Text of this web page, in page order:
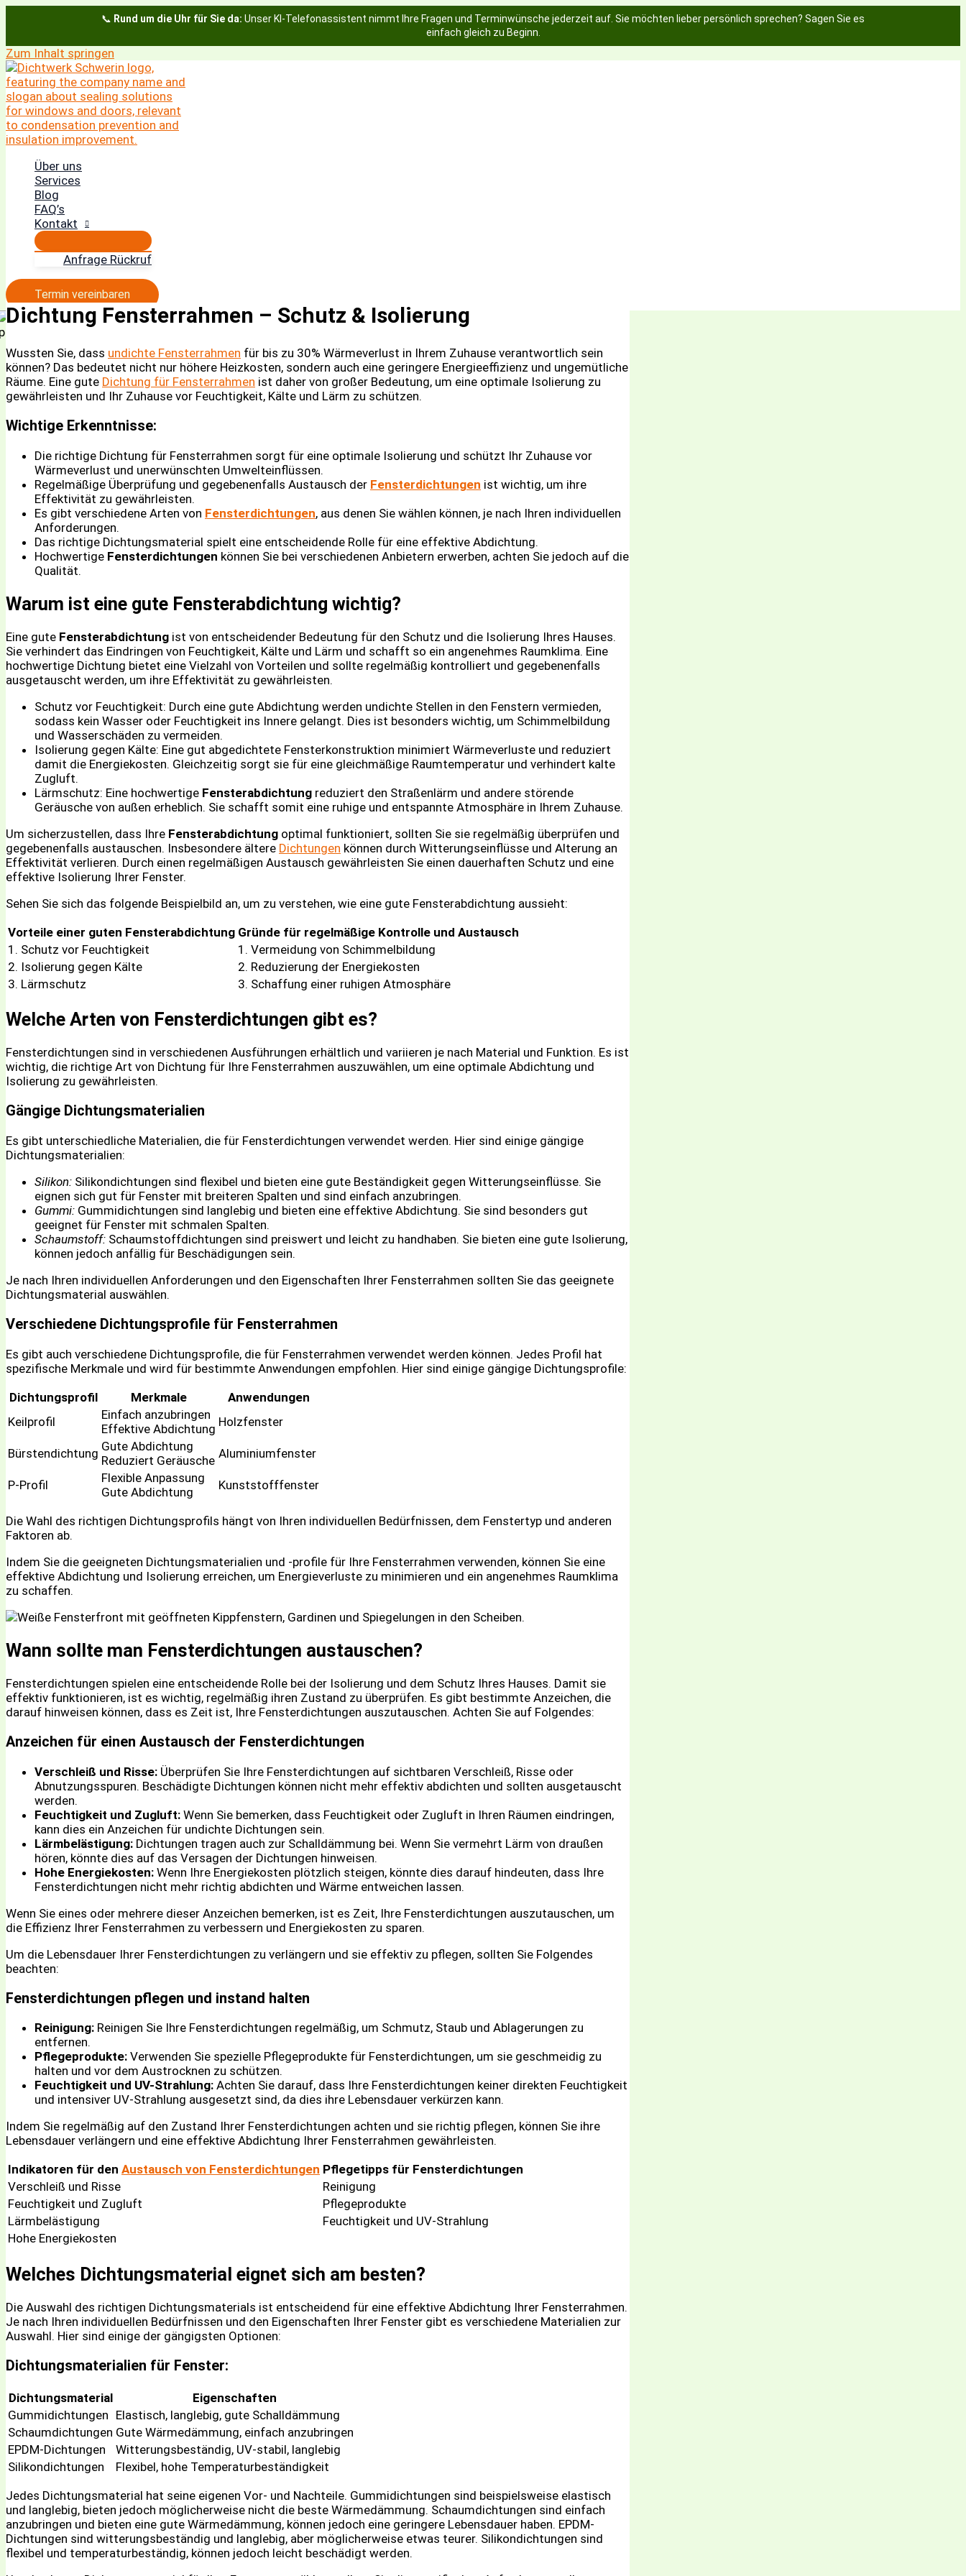
📞 Rund um die Uhr für Sie da: Unser KI-Telefonassistent nimmt Ihre Fragen und Terminwünsche jederzeit auf. Sie möchten lieber persönlich sprechen? Sagen Sie es
einfach gleich zu Beginn.
Zum Inhalt springen
Über uns
Services
Blog
FAQ’s
Kontakt
Anfrage Rückruf
Termin vereinbaren
Dichtung Fensterrahmen – Schutz & Isolierung
Wussten Sie, dass undichte Fensterrahmen für bis zu 30% Wärmeverlust in Ihrem Zuhause verantwortlich sein
können? Das bedeutet nicht nur höhere Heizkosten, sondern auch eine geringere Energieeffizienz und ungemütliche
Räume. Eine gute Dichtung für Fensterrahmen ist daher von großer Bedeutung, um eine optimale Isolierung zu
gewährleisten und Ihr Zuhause vor Feuchtigkeit, Kälte und Lärm zu schützen.
Wichtige Erkenntnisse:
Die richtige Dichtung für Fensterrahmen sorgt für eine optimale Isolierung und schützt Ihr Zuhause vor
Wärmeverlust und unerwünschten Umwelteinflüssen.
Regelmäßige Überprüfung und gegebenenfalls Austausch der Fensterdichtungen ist wichtig, um ihre
Effektivität zu gewährleisten.
Es gibt verschiedene Arten von Fensterdichtungen, aus denen Sie wählen können, je nach Ihren individuellen
Anforderungen.
Das richtige Dichtungsmaterial spielt eine entscheidende Rolle für eine effektive Abdichtung.
Hochwertige Fensterdichtungen können Sie bei verschiedenen Anbietern erwerben, achten Sie jedoch auf die
Qualität.
Warum ist eine gute Fensterabdichtung wichtig?
Eine gute Fensterabdichtung ist von entscheidender Bedeutung für den Schutz und die Isolierung Ihres Hauses.
Sie verhindert das Eindringen von Feuchtigkeit, Kälte und Lärm und schafft so ein angenehmes Raumklima. Eine
hochwertige Dichtung bietet eine Vielzahl von Vorteilen und sollte regelmäßig kontrolliert und gegebenenfalls
ausgetauscht werden, um ihre Effektivität zu gewährleisten.
Schutz vor Feuchtigkeit: Durch eine gute Abdichtung werden undichte Stellen in den Fenstern vermieden,
sodass kein Wasser oder Feuchtigkeit ins Innere gelangt. Dies ist besonders wichtig, um Schimmelbildung
und Wasserschäden zu vermeiden.
Isolierung gegen Kälte: Eine gut abgedichtete Fensterkonstruktion minimiert Wärmeverluste und reduziert
damit die Energiekosten. Gleichzeitig sorgt sie für eine gleichmäßige Raumtemperatur und verhindert kalte
Zugluft.
Lärmschutz: Eine hochwertige Fensterabdichtung reduziert den Straßenlärm und andere störende
Geräusche von außen erheblich. Sie schafft somit eine ruhige und entspannte Atmosphäre in Ihrem Zuhause.
Um sicherzustellen, dass Ihre Fensterabdichtung optimal funktioniert, sollten Sie sie regelmäßig überprüfen und
gegebenenfalls austauschen. Insbesondere ältere Dichtungen können durch Witterungseinflüsse und Alterung an
Effektivität verlieren. Durch einen regelmäßigen Austausch gewährleisten Sie einen dauerhaften Schutz und eine
effektive Isolierung Ihrer Fenster.
Sehen Sie sich das folgende Beispielbild an, um zu verstehen, wie eine gute Fensterabdichtung aussieht:
Vorteile einer guten Fensterabdichtung Gründe für regelmäßige Kontrolle und Austausch
1. Schutz vor Feuchtigkeit
1. Vermeidung von Schimmelbildung
2. Isolierung gegen Kälte
2. Reduzierung der Energiekosten
3. Lärmschutz
3. Schaffung einer ruhigen Atmosphäre
Welche Arten von Fensterdichtungen gibt es?
Fensterdichtungen sind in verschiedenen Ausführungen erhältlich und variieren je nach Material und Funktion. Es ist
wichtig, die richtige Art von Dichtung für Ihre Fensterrahmen auszuwählen, um eine optimale Abdichtung und
Isolierung zu gewährleisten.
Gängige Dichtungsmaterialien
Es gibt unterschiedliche Materialien, die für Fensterdichtungen verwendet werden. Hier sind einige gängige
Dichtungsmaterialien:
Silikon: Silikondichtungen sind flexibel und bieten eine gute Beständigkeit gegen Witterungseinflüsse. Sie
eignen sich gut für Fenster mit breiteren Spalten und sind einfach anzubringen.
Gummi: Gummidichtungen sind langlebig und bieten eine effektive Abdichtung. Sie sind besonders gut
geeignet für Fenster mit schmalen Spalten.
Schaumstoff: Schaumstoffdichtungen sind preiswert und leicht zu handhaben. Sie bieten eine gute Isolierung,
können jedoch anfällig für Beschädigungen sein.
Je nach Ihren individuellen Anforderungen und den Eigenschaften Ihrer Fensterrahmen sollten Sie das geeignete
Dichtungsmaterial auswählen.
Verschiedene Dichtungsprofile für Fensterrahmen
Es gibt auch verschiedene Dichtungsprofile, die für Fensterrahmen verwendet werden können. Jedes Profil hat
spezifische Merkmale und wird für bestimmte Anwendungen empfohlen. Hier sind einige gängige Dichtungsprofile:
Dichtungsprofil
Merkmale
Anwendungen
Keilprofil
Einfach anzubringen
Effektive Abdichtung Holzfenster
Bürstendichtung Gute Abdichtung
Reduziert Geräusche Aluminiumfenster
P-Profil
Flexible Anpassung
Gute Abdichtung
Kunststofffenster
Die Wahl des richtigen Dichtungsprofils hängt von Ihren individuellen Bedürfnissen, dem Fenstertyp und anderen
Faktoren ab.
Indem Sie die geeigneten Dichtungsmaterialien und -profile für Ihre Fensterrahmen verwenden, können Sie eine
effektive Abdichtung und Isolierung erreichen, um Energieverluste zu minimieren und ein angenehmes Raumklima
zu schaffen.
Wann sollte man Fensterdichtungen austauschen?
Fensterdichtungen spielen eine entscheidende Rolle bei der Isolierung und dem Schutz Ihres Hauses. Damit sie
effektiv funktionieren, ist es wichtig, regelmäßig ihren Zustand zu überprüfen. Es gibt bestimmte Anzeichen, die
darauf hinweisen können, dass es Zeit ist, Ihre Fensterdichtungen auszutauschen. Achten Sie auf Folgendes:
Anzeichen für einen Austausch der Fensterdichtungen
Verschleiß und Risse: Überprüfen Sie Ihre Fensterdichtungen auf sichtbaren Verschleiß, Risse oder
Abnutzungsspuren. Beschädigte Dichtungen können nicht mehr effektiv abdichten und sollten ausgetauscht
werden.
Feuchtigkeit und Zugluft: Wenn Sie bemerken, dass Feuchtigkeit oder Zugluft in Ihren Räumen eindringen,
kann dies ein Anzeichen für undichte Dichtungen sein.
Lärmbelästigung: Dichtungen tragen auch zur Schalldämmung bei. Wenn Sie vermehrt Lärm von draußen
hören, könnte dies auf das Versagen der Dichtungen hinweisen.
Hohe Energiekosten: Wenn Ihre Energiekosten plötzlich steigen, könnte dies darauf hindeuten, dass Ihre
Fensterdichtungen nicht mehr richtig abdichten und Wärme entweichen lassen.
Wenn Sie eines oder mehrere dieser Anzeichen bemerken, ist es Zeit, Ihre Fensterdichtungen auszutauschen, um
die Effizienz Ihrer Fensterrahmen zu verbessern und Energiekosten zu sparen.
Um die Lebensdauer Ihrer Fensterdichtungen zu verlängern und sie effektiv zu pflegen, sollten Sie Folgendes
beachten:
Fensterdichtungen pflegen und instand halten
Reinigung: Reinigen Sie Ihre Fensterdichtungen regelmäßig, um Schmutz, Staub und Ablagerungen zu
entfernen.
Pflegeprodukte: Verwenden Sie spezielle Pflegeprodukte für Fensterdichtungen, um sie geschmeidig zu
halten und vor dem Austrocknen zu schützen.
Feuchtigkeit und UV-Strahlung: Achten Sie darauf, dass Ihre Fensterdichtungen keiner direkten Feuchtigkeit
und intensiver UV-Strahlung ausgesetzt sind, da dies ihre Lebensdauer verkürzen kann.
Indem Sie regelmäßig auf den Zustand Ihrer Fensterdichtungen achten und sie richtig pflegen, können Sie ihre
Lebensdauer verlängern und eine effektive Abdichtung Ihrer Fensterrahmen gewährleisten.
Indikatoren für den Austausch von Fensterdichtungen Pflegetipps für Fensterdichtungen
Verschleiß und Risse
Reinigung
Feuchtigkeit und Zugluft
Pflegeprodukte
Lärmbelästigung
Feuchtigkeit und UV-Strahlung
Hohe Energiekosten
Welches Dichtungsmaterial eignet sich am besten?
Die Auswahl des richtigen Dichtungsmaterials ist entscheidend für eine effektive Abdichtung Ihrer Fensterrahmen.
Je nach Ihren individuellen Bedürfnissen und den Eigenschaften Ihrer Fenster gibt es verschiedene Materialien zur
Auswahl. Hier sind einige der gängigsten Optionen:
Dichtungsmaterialien für Fenster:
Dichtungsmaterial
Eigenschaften
Gummidichtungen Elastisch, langlebig, gute Schalldämmung
Schaumdichtungen Gute Wärmedämmung, einfach anzubringen
EPDM-Dichtungen
Witterungsbeständig, UV-stabil, langlebig
Silikondichtungen
Flexibel, hohe Temperaturbeständigkeit
Jedes Dichtungsmaterial hat seine eigenen Vor- und Nachteile. Gummidichtungen sind beispielsweise elastisch
und langlebig, bieten jedoch möglicherweise nicht die beste Wärmedämmung. Schaumdichtungen sind einfach
anzubringen und bieten eine gute Wärmedämmung, können jedoch eine geringere Lebensdauer haben. EPDM-
Dichtungen sind witterungsbeständig und langlebig, aber möglicherweise etwas teurer. Silikondichtungen sind
flexibel und temperaturbeständig, können jedoch leicht beschädigt werden.